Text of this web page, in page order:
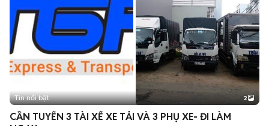
Tin nổi bật 2
CẦN TUYỂN 3 TÀI XẾ XE TẢI VÀ 3 PHỤ XE- ĐI LÀM